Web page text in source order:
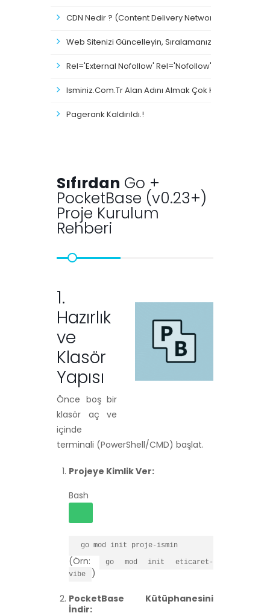
CDN Nedir ? (Content Delivery Network)
Web Sitenizi Güncelleyin, Sıralamanız Düşmesin
Rel='external Nofollow' Rel='nofollow' Nedir ?
Isminiz.com.tr Alan Adını Almak Çok Kolay.!
Pagerank Kaldırıldı.!
Sıfırdan Go +
PocketBase (v0.23+)
Proje Kurulum
Rehberi
1.
Hazırlık
ve
Klasör
Yapısı
Önce boş bir
klasör aç ve
içinde
terminali (PowerShell/CMD) başlat.
Projeye Kimlik Ver:
Bash
go mod init proje-ismin
(Örn:
go mod init eticaret-
vibe
)
PocketBase Kütüphanesini
İndir: